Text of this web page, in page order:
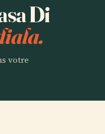
Di
votre